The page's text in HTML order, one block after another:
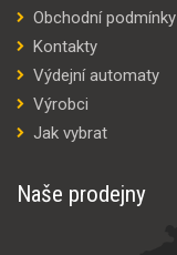
Obchodní podmínky
Kontakty
Výdejní automaty
Výrobci
Jak vybrat
Naše prodejny